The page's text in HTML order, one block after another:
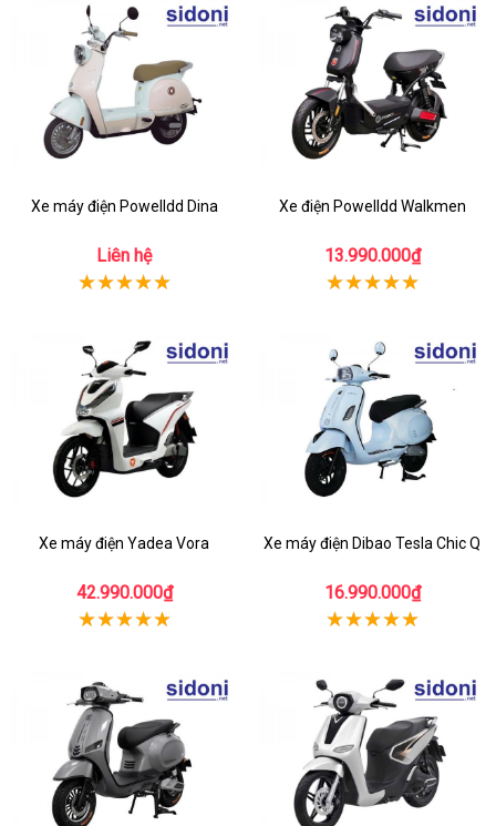
Xe máy điện Powelldd Dina
Liên hệ
Xe điện Powelldd Walkmen
13.990.000₫
Xe máy điện Yadea Vora
42.990.000₫
Xe máy điện Dibao Tesla Chic Q
16.990.000₫